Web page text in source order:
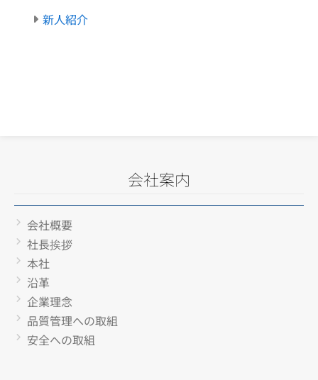
新人紹介
会社案内
会社概要
社長挨拶
本社
沿革
企業理念
品質管理への取組
安全への取組